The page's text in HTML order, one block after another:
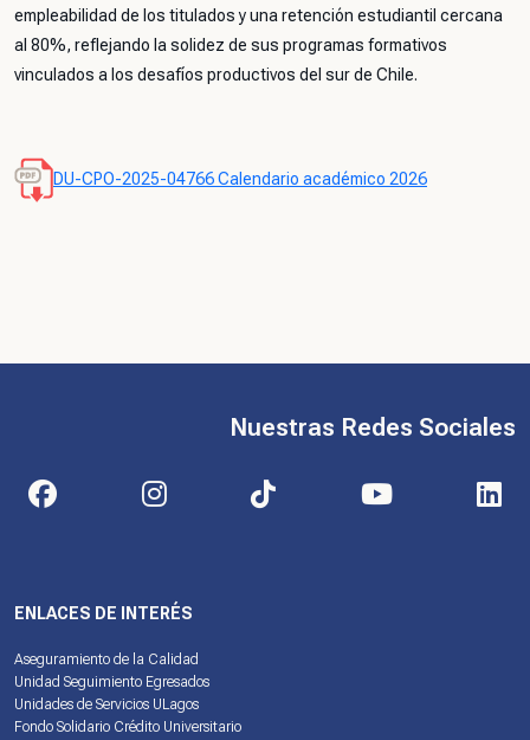
empleabilidad de los titulados y una retención estudiantil cercana
al 80%, reflejando la solidez de sus programas formativos
vinculados a los desafíos productivos del sur de Chile.
DU-CPO-2025-04766 Calendario académico 2026
ENLACES DE INTERÉS
Aseguramiento de la Calidad
Unidad Seguimiento Egresados
Unidades de Servicios ULagos
Fondo Solidario Crédito Universitario
Nuestras Redes Sociales